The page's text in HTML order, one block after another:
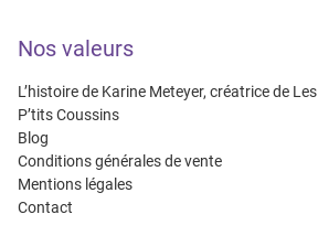
page
du
produit
produit
Nos valeurs
L’histoire de Karine Meteyer, créatrice de Les
P’tits Coussins
Blog
Conditions générales de vente
Mentions légales
Contact